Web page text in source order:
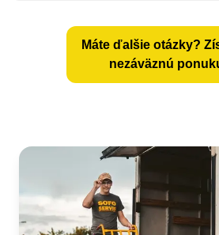
Čo je profesionálne
potrebujete?
Cena vypratávania — čo
Vypratávanie po zosnulých —
citlivá služba
Máte ďalšie otázky?
nezáväznú